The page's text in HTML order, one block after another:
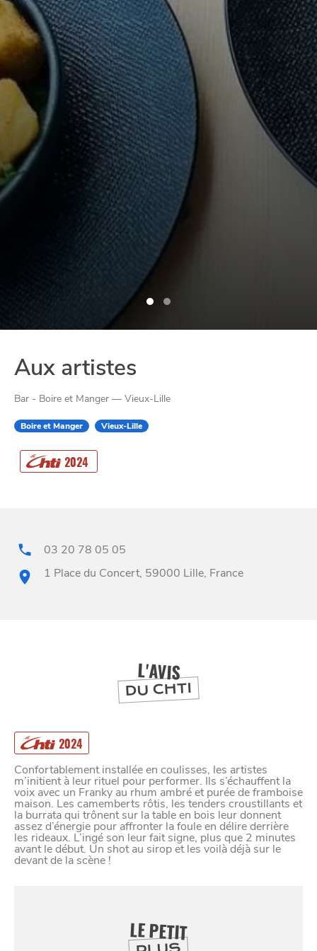
Aux artistes
Bar - Boire et Manger — Vieux-Lille
Boire et Manger Vieux-Lille
2024
L'AVIS
DU CHTI
2024
Confortablement installée en coulisses, les artistes
m’initient à leur rituel pour performer. Ils s’échauffent la
voix avec un Franky au rhum ambré et purée de framboise
maison. Les camemberts rôtis, les tenders croustillants et
la burrata qui trônent sur la table en bois leur donnent
assez d’énergie pour affronter la foule en délire derrière
les rideaux. L’ingé son leur fait signe, plus que 2 minutes
avant le début. Un shot au sirop et les voilà déjà sur le
devant de la scène !
LE PETIT
03 20 78 05 05
1 Place du Concert, 59000 Lille, France
LILLE ET SA RÉGION
DEPUIS